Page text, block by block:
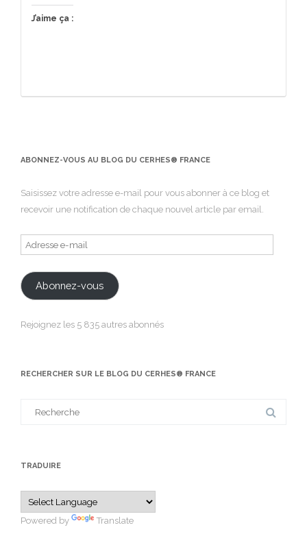
J’aime ça :
ABONNEZ-VOUS AU BLOG DU CERHES® FRANCE
Saisissez votre adresse e-mail pour vous abonner à ce blog et
recevoir une notification de chaque nouvel article par email.
Adresse
e-
mail
Abonnez-vous
Rejoignez les 5 835 autres abonnés
RECHERCHER SUR LE BLOG DU CERHES® FRANCE
TRADUIRE
Powered by Translate